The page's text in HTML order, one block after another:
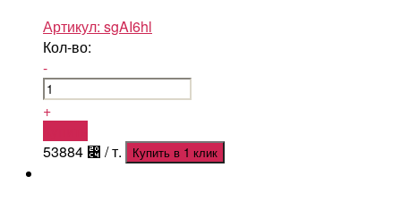
Артикул: sgAI6hl
Кол-во:
-
+
53884 ⃄ / т. Купить в 1 клик